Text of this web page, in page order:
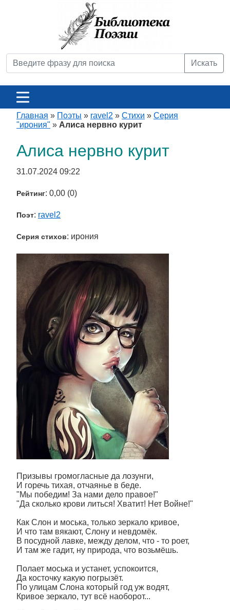
Искать
Главная » Поэты » ravel2 » Стихи » Серия
"ирония" » Алиса нервно курит
Алиса нервно курит
31.07.2024 09:22
Рейтинг: 0,00 (0)
Поэт: ravel2
Серия стихов: ирония
Призывы громогласные да лозунги,
И горечь тихая, отчаянье в беде.
"Мы победим! За нами дело правое!"
"Да сколько крови литься! Хватит! Нет Войне!"
Как Слон и моська, только зеркало кривое,
И что там вякают, Слону и невдомёк.
В посудной лавке, между делом, что - то роет,
И там же гадит, ну природа, что возьмёшь.
Полает моська и устанет, успокоится,
Да косточку какую погрызёт.
По улицам Слона который год уж водят,
Кривое зеркало, тут всё наоборот...